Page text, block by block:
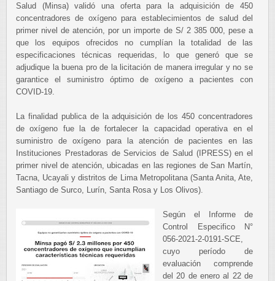
Salud (Minsa) validó una oferta para la adquisición de 450
concentradores de oxígeno para establecimientos de salud del
primer nivel de atención, por un importe de S/ 2 385 000, pese a
que los equipos ofrecidos no cumplían la totalidad de las
especificaciones técnicas requeridas, lo que generó que se
adjudique la buena pro de la licitación de manera irregular y no se
garantice el suministro óptimo de oxígeno a pacientes con
COVID-19.
La finalidad publica de la adquisición de los 450 concentradores
de oxígeno fue la de fortalecer la capacidad operativa en el
suministro de oxígeno para la atención de pacientes en las
Instituciones Prestadoras de Servicios de Salud (IPRESS) en el
primer nivel de atención, ubicadas en las regiones de San Martín,
Tacna, Ucayali y distritos de Lima Metropolitana (Santa Anita, Ate,
Santiago de Surco, Lurín, Santa Rosa y Los Olivos).
Según el Informe de
Control Especifico N°
056-2021-2-0191-SCE,
cuyo período de
evaluación comprende
del 20 de enero al 22 de